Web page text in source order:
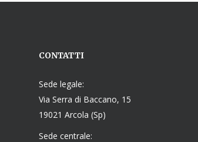
CONTATTI
Sede legale:
Via Serra di Baccano, 15
19021 Arcola (Sp)
Sede centrale: